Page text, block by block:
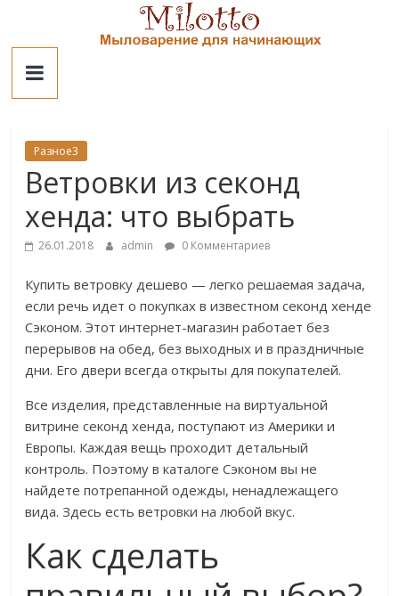
contentМилотто
Разное3
Ветровки из секонд
хенда: что выбрать
26.01.2018 admin 0 Комментариев
Купить ветровку дешево — легко решаемая задача,
если речь идет о покупках в известном секонд хенде
Сэконом. Этот интернет-магазин работает без
перерывов на обед, без выходных и в праздничные
дни. Его двери всегда открыты для покупателей.
Все изделия, представленные на виртуальной
витрине секонд хенда, поступают из Америки и
Европы. Каждая вещь проходит детальный
контроль. Поэтому в каталоге Сэконом вы не
найдете потрепанной одежды, ненадлежащего
вида. Здесь есть ветровки на любой вкус.
Как сделать